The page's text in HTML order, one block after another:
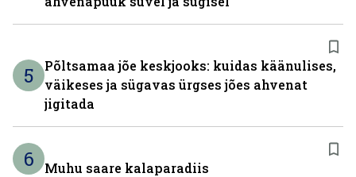
5
Põltsamaa jõe keskjooks: kuidas käänulises,
väikeses ja sügavas ürgses jões ahvenat
jigitada
6 Muhu saare kalaparadiis